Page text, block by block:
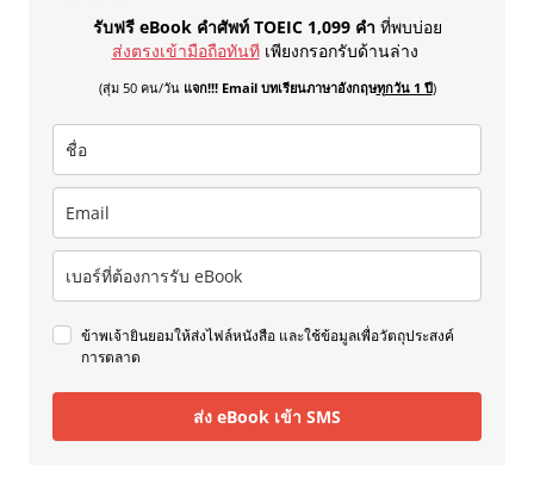
รับฟรี eBook คำศัพท์ TOEIC 1,099 คำ ที่พบบ่อย
ส่งตรงเข้ามือถือทันที เพียงกรอกรับด้านล่าง
(สุ่ม 50 คน/วัน แจก!!! Email บทเรียนภาษาอังกฤษทุกวัน 1 ปี)
ข้าพเจ้ายินยอมให้ส่งไฟล์หนังสือ และใช้ข้อมูลเพื่อวัตถุประสงค์
การตลาด
ส่ง eBook เข้า SMS